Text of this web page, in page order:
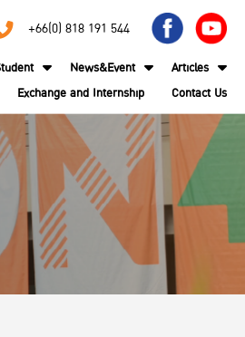
+66(0) 818 191 544
News&Event
Articles
Exchange and Internship
Contact Us